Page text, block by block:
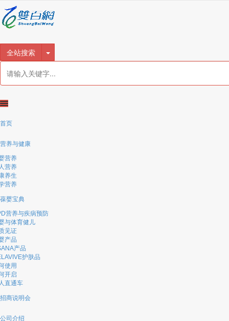
全站搜索
首页
营养与健康
营养
营养
养生
营养
葆婴宝典
营养与疾病预防
与体育健儿
见证
产品
产品
护肤品
使用
开启
直通车
招商说明会
公司介绍